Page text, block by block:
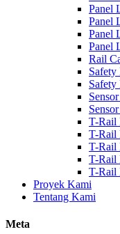
Panel
Panel
Panel
Panel
Rail
T-Rail
T-Rail
T-Rail
T-Rail
T-Rail
Proyek Kami
Tentang Kami
Meta